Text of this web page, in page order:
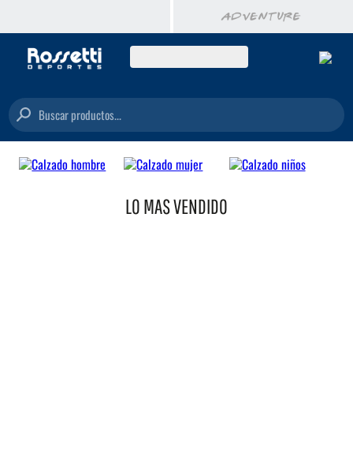
Buscar productos...
LO MAS VENDIDO